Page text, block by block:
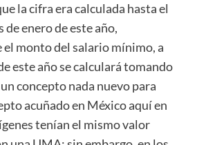
la cifra era calculada hasta el
enero de este año,
monto del salario mínimo, a
este año se calculará tomando
concepto nada nuevo para
acuñado en México aquí en
tenían el mismo valor